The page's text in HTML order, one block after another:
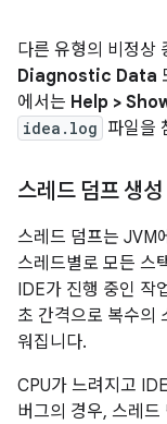
다른 유형의 비정상
Diagnostic Data
에서는 Help >
idea.log 파일을
스레드 덤프 생성
스레드 덤프는 JVM
스레드별로 모든 스
IDE가 진행 중인 작
초 간격으로 복수의
워집니다.
CPU가 느려지고
버그의 경우, 스레